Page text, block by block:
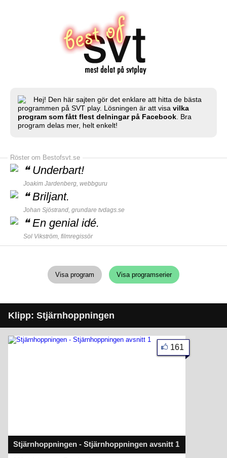
Hej! Den här sajten gör det enklare att hitta de bästa
programmen på SVT play. Lösningen är att visa vilka
program som fått flest delningar på Facebook . Bra
program delas mer, helt enkelt!
Röster om Bestofsvt.se
❝ Underbart!
Joakim Jardenberg, webbguru
❝Briljant.
Johan Sjöstrand, grundare tvdags.se
❝En genial idé.
Sol Vikström, filmregissör
Visa program Visa programserier
Klipp: Stjärnhoppningen
Stjärnhoppningen - Stjärnhoppningen avsnitt 1
161